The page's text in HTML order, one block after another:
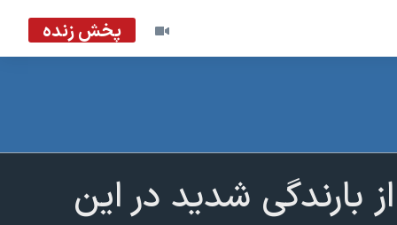
پخش زنده
شدید در این